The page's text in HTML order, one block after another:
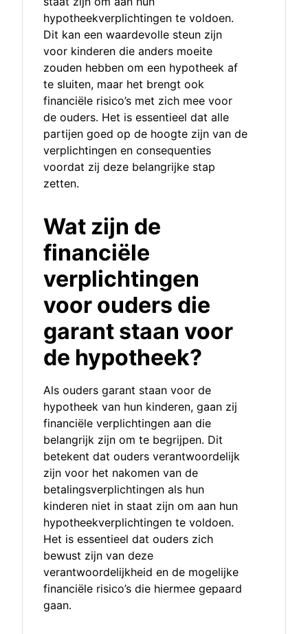
hypotheekverplichtingen te voldoen.
Dit kan een waardevolle steun zijn
voor kinderen die anders moeite
zouden hebben om een hypotheek af
te sluiten, maar het brengt ook
financiële risico’s met zich mee voor
de ouders. Het is essentieel dat alle
partijen goed op de hoogte zijn van de
verplichtingen en consequenties
voordat zij deze belangrijke stap
zetten.
Wat zijn de
financiële
verplichtingen
voor ouders die
garant staan voor
de hypotheek?
Als ouders garant staan voor de
hypotheek van hun kinderen, gaan zij
financiële verplichtingen aan die
belangrijk zijn om te begrijpen. Dit
betekent dat ouders verantwoordelijk
zijn voor het nakomen van de
betalingsverplichtingen als hun
kinderen niet in staat zijn om aan hun
hypotheekverplichtingen te voldoen.
Het is essentieel dat ouders zich
bewust zijn van deze
verantwoordelijkheid en de mogelijke
financiële risico’s die hiermee gepaard
gaan.